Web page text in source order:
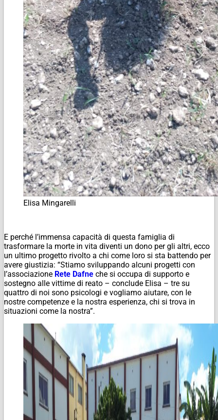
Elisa Mingarelli
E perché l’immensa capacità di questa famiglia di
trasformare la morte in vita diventi un dono per gli altri, ecco
un ultimo progetto rivolto a chi come loro si sta battendo per
avere giustizia: “Stiamo sviluppando alcuni progetti con
l’associazione Rete Dafne che si occupa di supporto e
sostegno alle vittime di reato – conclude Elisa – tre su
quattro di noi sono psicologi e vogliamo aiutare, con le
nostre competenze e la nostra esperienza, chi si trova in
situazioni come la nostra”.